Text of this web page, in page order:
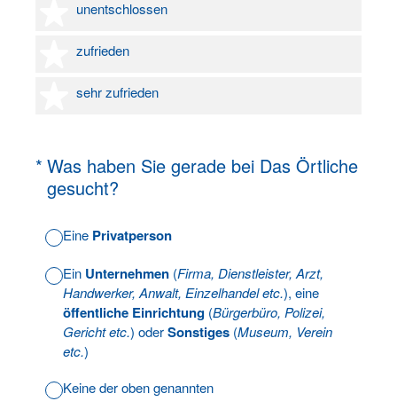
unentschlossen
3 Sterne
zufrieden
4 Sterne
sehr zufrieden
5 Sterne
* Was haben Sie gerade bei Das Örtliche
gesucht?
(Erforderlich.)
Eine Privatperson
Ein Unternehmen (Firma, Dienstleister, Arzt,
Handwerker, Anwalt, Einzelhandel etc.), eine
öffentliche Einrichtung (Bürgerbüro, Polizei,
Gericht etc.) oderSonstiges (Museum, Verein
etc.)
Keine der oben genannten